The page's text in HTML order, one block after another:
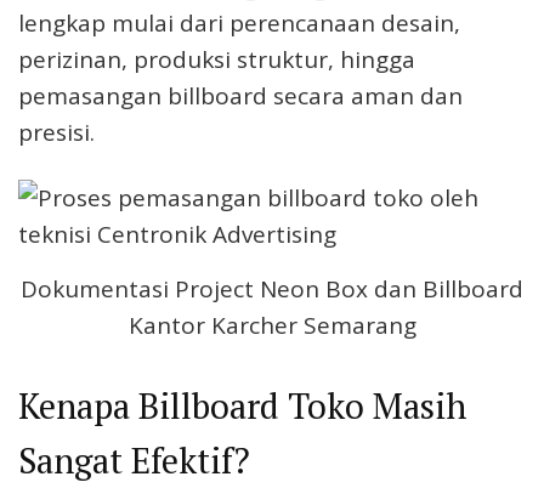
lengkap mulai dari perencanaan desain,
perizinan, produksi struktur, hingga
pemasangan billboard secara aman dan
presisi.
Dokumentasi Project Neon Box dan Billboard
Kantor Karcher Semarang
Kenapa Billboard Toko Masih
Sangat Efektif?